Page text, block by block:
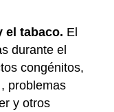
el tabaco. El
durante el
congénitos,
, problemas
y otros